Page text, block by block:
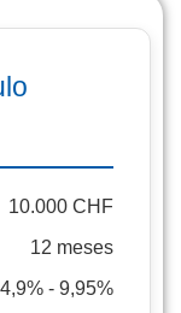
10.000 CHF
12 meses
4,9% - 9,95%